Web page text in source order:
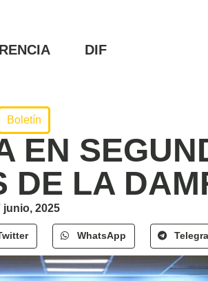
DIF
Boletín
EN
DE LA
junio, 2025
WhatsApp